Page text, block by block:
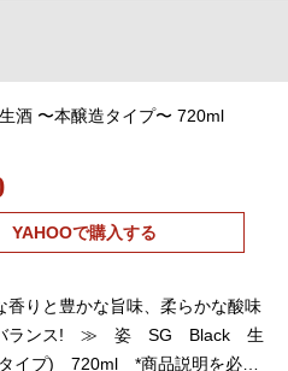
酒 〜本醸造タイプ〜 720ml
YAHOOで購入する
りと豊かな旨味、柔らかな酸味
バランス! ≫ 姿 SG Black 生
イプ) 720ml *商品説明を必ず